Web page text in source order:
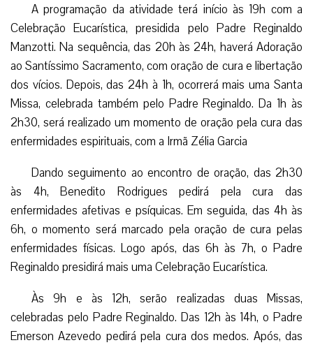
A programação da atividade terá início às 19h com a
Celebração Eucarística, presidida pelo Padre Reginaldo
Manzotti. Na sequência, das 20h às 24h, haverá Adoração
ao Santíssimo Sacramento, com oração de cura e libertação
dos vícios. Depois, das 24h à 1h, ocorrerá mais uma Santa
Missa, celebrada também pelo Padre Reginaldo. Da 1h às
2h30, será realizado um momento de oração pela cura das
enfermidades espirituais, com a Irmã Zélia Garcia
Dando seguimento ao encontro de oração, das 2h30
às 4h, Benedito Rodrigues pedirá pela cura das
enfermidades afetivas e psíquicas. Em seguida, das 4h às
6h, o momento será marcado pela oração de cura pelas
enfermidades físicas. Logo após, das 6h às 7h, o Padre
Reginaldo presidirá mais uma Celebração Eucarística.
Às 9h e às 12h, serão realizadas duas Missas,
celebradas pelo Padre Reginaldo. Das 12h às 14h, o Padre
Emerson Azevedo pedirá pela cura dos medos. Após, das